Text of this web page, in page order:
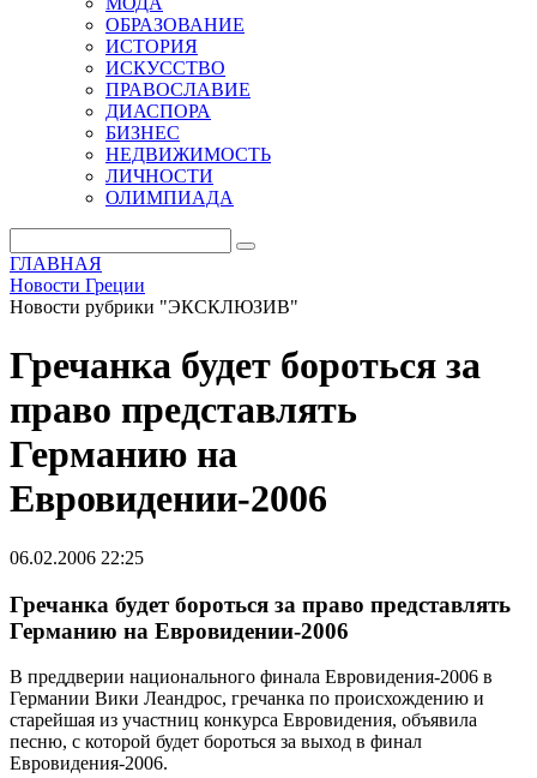
ОБРАЗОВАНИЕ
ИСТОРИЯ
ИСКУССТВО
ПРАВОСЛАВИЕ
ДИАСПОРА
БИЗНЕС
НЕДВИЖИМОСТЬ
ЛИЧНОСТИ
ОЛИМПИАДА
ГЛАВНАЯ
Новости Греции
Новости рубрики "ЭКСКЛЮЗИВ"
Гречанка будет бороться за
право представлять
Германию на
Евровидении-2006
06.02.2006 22:25
Гречанка будет бороться за право представлять
Германию на Евровидении-2006
В преддверии национального финала Евровидения-2006 в
Германии Вики Леандрос, гречанка по происхождению и
старейшая из участниц конкурса Евровидения, объявила
песню, с которой будет бороться за выход в финал
Евровидения-2006.